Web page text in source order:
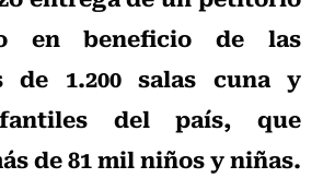
en beneficio de las
de 1.200 salas cuna y
del país, que
de 81 mil niños y niñas.